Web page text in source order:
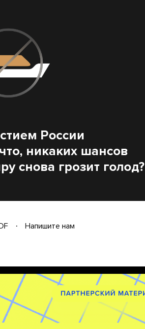
России
никаких шансов
снова грозит голод?
Напишите нам